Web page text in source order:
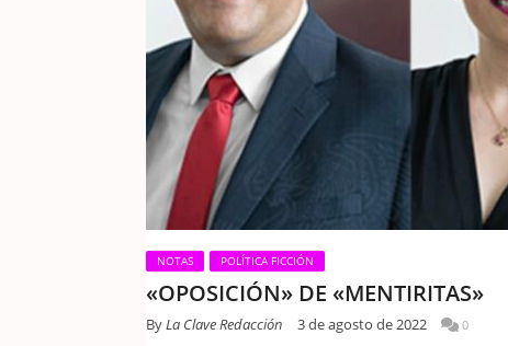
NOTAS POLÍTICA FICCIÓN
«OPOSICIÓN» DE «MENTIRITAS»
ByLa Clave Redacción 3 de agosto de 2022 0